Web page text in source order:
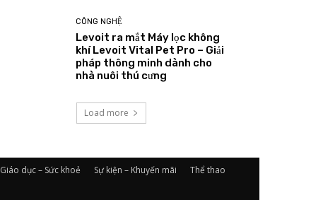
CÔNG NGHỆ
Levoit ra mắt Máy lọc không
khí Levoit Vital Pet Pro – Giải
pháp thông minh dành cho
nhà nuôi thú cưng
Load more
Giáo dục – Sức khoẻ Sự kiện – Khuyến mãi Thể thao